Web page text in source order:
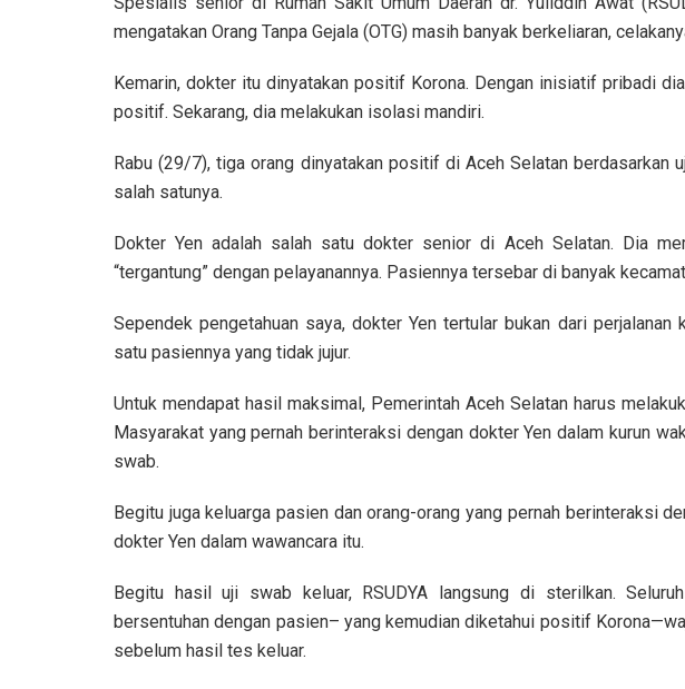
mengatakan Orang Tanpa Gejala (OTG) masih banyak berkeliaran,
Kemarin, dokter itu dinyatakan positif Korona. Dengan inisiatif pribadi
positif. Sekarang, dia melakukan isolasi mandiri.
Rabu (29/7), tiga orang dinyatakan positif di Aceh Selatan berdasarkan
salah satunya.
Dokter Yen adalah salah satu dokter senior di Aceh Selatan. Dia
“tergantung” dengan pelayanannya. Pasiennya tersebar di banyak
Sependek pengetahuan saya, dokter Yen tertular bukan dari perjalanan
satu pasiennya yang tidak jujur.
Untuk mendapat hasil maksimal, Pemerintah Aceh Selatan harus
Masyarakat yang pernah berinteraksi dengan dokter Yen dalam kurun
swab.
Begitu juga keluarga pasien dan orang-orang yang pernah berinteraksi
dokter Yen dalam wawancara itu.
Begitu hasil uji swab keluar, RSUDYA langsung di sterilkan.
bersentuhan dengan pasien– yang kemudian diketahui positif
sebelum hasil tes keluar.